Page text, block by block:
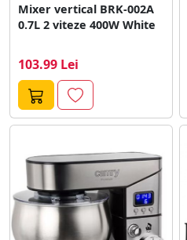
Mixer vertical BRK-002A
0.7L 2 viteze 400W White
103.99 Lei